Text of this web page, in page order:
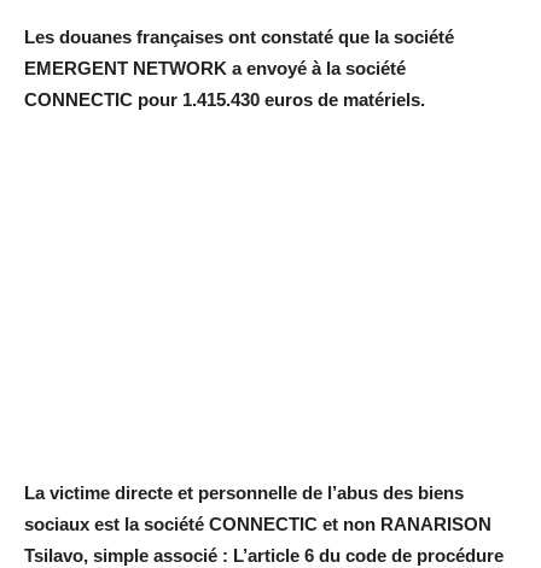
Les douanes françaises ont constaté que la société
EMERGENT NETWORK a envoyé à la société
CONNECTIC pour 1.415.430 euros de matériels.
La victime directe et personnelle de l’abus des biens
sociaux est la société CONNECTIC et non RANARISON
Tsilavo, simple associé : L’article 6 du code de procédure